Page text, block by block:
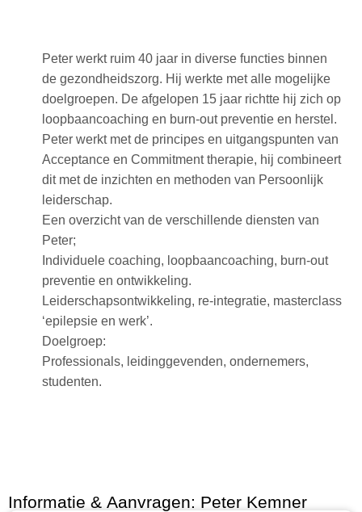
Peter werkt ruim 40 jaar in diverse functies binnen
de gezondheidszorg. Hij werkte met alle mogelijke
doelgroepen. De afgelopen 15 jaar richtte hij zich op
loopbaancoaching en burn-out preventie en herstel.
Peter werkt met de principes en uitgangspunten van
Acceptance en Commitment therapie, hij combineert
dit met de inzichten en methoden van Persoonlijk
leiderschap.
Een overzicht van de verschillende diensten van
Peter;
Individuele coaching, loopbaancoaching, burn-out
preventie en ontwikkeling.
Leiderschapsontwikkeling, re-integratie, masterclass
‘epilepsie en werk’.
Doelgroep:
Professionals, leidinggevenden, ondernemers,
studenten.
Informatie & Aanvragen: Peter Kemner